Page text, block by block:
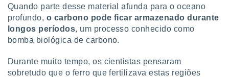
de
ou aceder
num
para
Quando parte desse material afunda para o oceano
profundo, o carbono pode ficar armazenado durante
longos períodos, um processo conhecido como
bomba biológica de carbono.
Durante muito tempo, os cientistas pensaram
sobretudo que o ferro que fertilizava estas regiões